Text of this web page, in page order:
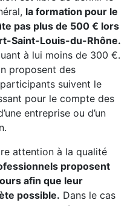
la formation pour le
pas plus de 500 € lors
Saint-Louis-du-Rhône.
à lui moins de 300 €.
proposent des
suivent le
pour le compte des
entreprise ou d’un
attention à la qualité
proposent
afin que leur
possible. Dans le cas